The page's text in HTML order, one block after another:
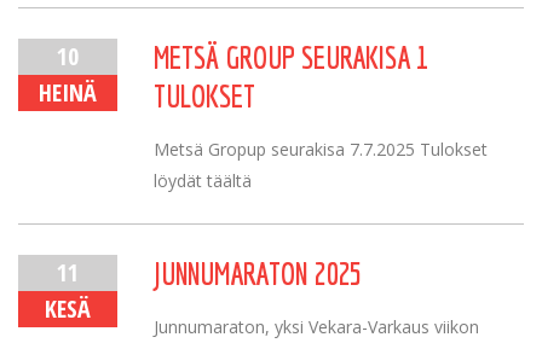
10
HEINÄ
METSÄ GROUP SEURAKISA 1
TULOKSET
Metsä Gropup seurakisa 7.7.2025 Tulokset
löydät täältä
11
KESÄ
JUNNUMARATON 2025
Junnumaraton, yksi Vekara-Varkaus viikon